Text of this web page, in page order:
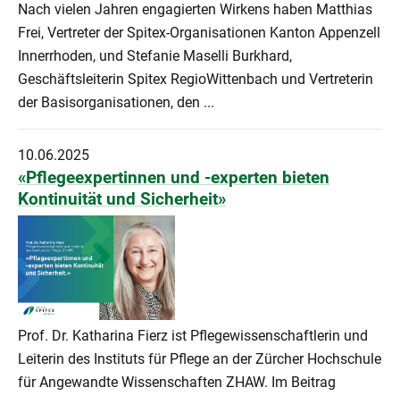
Nach vielen Jahren engagierten Wirkens haben Matthias
Frei, Vertreter der Spitex-Organisationen Kanton Appenzell
Innerrhoden, und Stefanie Maselli Burkhard,
Geschäftsleiterin Spitex RegioWittenbach und Vertreterin
der Basisorganisationen, den ...
10.06.2025
«Pflegeexpertinnen und -experten bieten
Kontinuität und Sicherheit»
Prof. Dr. Katharina Fierz ist Pflegewissenschaftlerin und
Leiterin des Instituts für Pflege an der Zürcher Hochschule
für Angewandte Wissenschaften ZHAW. Im Beitrag